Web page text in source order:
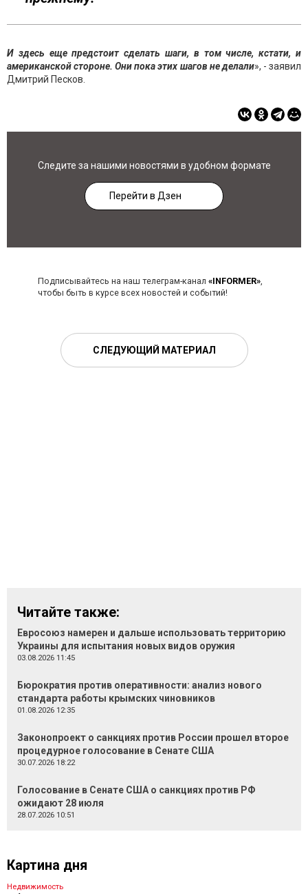
И здесь еще предстоит сделать шаги, в том числе, кстати, и
американской стороне. Они пока этих шагов не делали», - заявил
Дмитрий Песков.
Следите за нашими новостями в удобном формате
Перейти в Дзен
Подписывайтесь на наш телеграм-канал «INFORMER»,
чтобы быть в курсе всех новостей и событий!
СЛЕДУЮЩИЙ МАТЕРИАЛ
Читайте также:
Евросоюз намерен и дальше использовать территорию
Украины для испытания новых видов оружия
03.08.2026 11:45
Бюрократия против оперативности: анализ нового
стандарта работы крымских чиновников
01.08.2026 12:35
Законопроект о санкциях против России прошел второе
процедурное голосование в Сенате США
30.07.2026 18:22
Голосование в Сенате США о санкциях против РФ
ожидают 28 июля
28.07.2026 10:51
Картина дня
Недвижимость